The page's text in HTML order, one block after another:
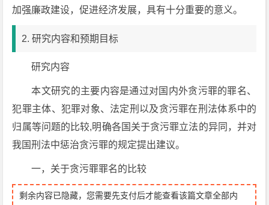
加强廉政建设，促进经济发展，具有十分重要的意义。
2. 研究内容和预期目标
研究内容
本文研究的主要内容是通过对国内外贪污罪的罪名、
犯罪主体、犯罪对象、法定刑以及贪污罪在刑法体系中的
归属等问题的比较,明确各国关于贪污罪立法的异同，并对
我国刑法中惩治贪污罪的规定提出建议。
一，关于贪污罪罪名的比较
剩余内容已隐藏，您需要先支付后才能查看该篇文章全部内